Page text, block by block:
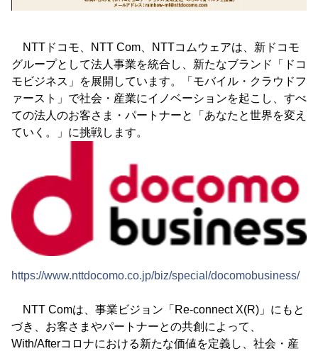
NTTドコモ、NTT Com、NTTコムウェアは、新ドコモ
グループとして法人事業を統合し、新たなブランド「ドコ
モビジネス」を展開しています。「モバイル・クラウドフ
ァースト」で社会・産業にイノベーションを起こし、すべ
ての法人のお客さま・パートナーと「あなたと世界を変え
ていく。」に挑戦します。
https://www.nttdocomo.co.jp/biz/special/docomobusiness/
NTT Comは、事業ビジョン「Re-connect X(R)」にもと
づき、お客さまやパートナーとの共創によって、
With/Afterコロナにおける新たな価値を定義し、社会・産